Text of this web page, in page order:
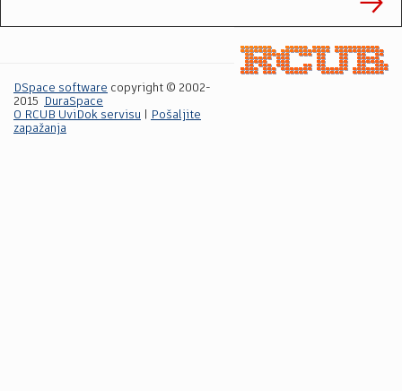
DSpace software copyright © 2002-
2015
DuraSpace
O RCUB UviDok servisu
Pošaljite
zapažanja